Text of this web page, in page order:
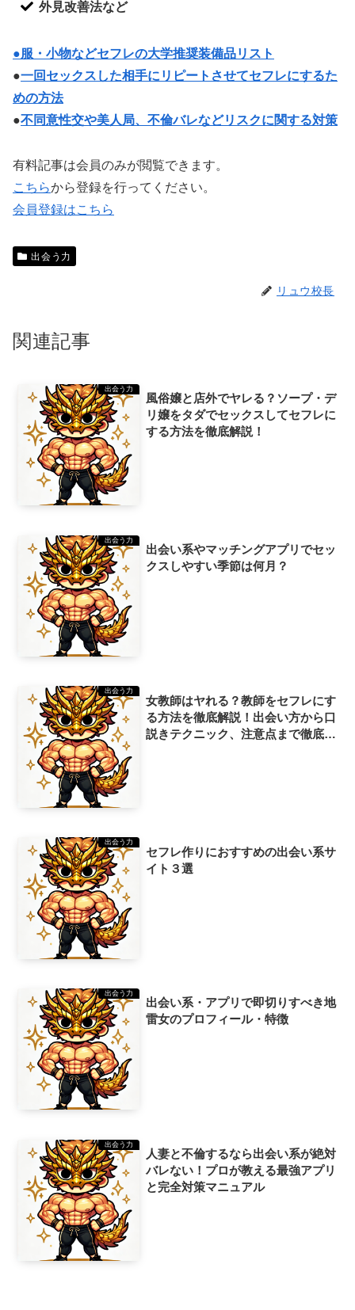
外見改善法など
●服・小物などセフレの大学推奨装備品リスト
●一回セックスした相手にリピートさせてセフレにするた
めの方法
●不同意性交や美人局、不倫バレなどリスクに関する対策
有料記事は会員のみが閲覧できます。
こちらから登録を行ってください。
会員登録はこちら
出会う力
リュウ校長
関連記事
出会う力
風俗嬢と店外でヤレる？ソープ・デ
リ嬢をタダでセックスしてセフレに
する方法を徹底解説！
出会う力
出会い系やマッチングアプリでセッ
クスしやすい季節は何月？
出会う力
女教師はヤれる？教師をセフレにす
る方法を徹底解説！出会い方から口
説きテクニック、注意点まで徹底解
出会う力
セフレ作りにおすすめの出会い系サ
イト３選
出会う力
出会い系・アプリで即切りすべき地
雷女のプロフィール・特徴
出会う力
人妻と不倫するなら出会い系が絶対
バレない！プロが教える最強アプリ
と完全対策マニュアル